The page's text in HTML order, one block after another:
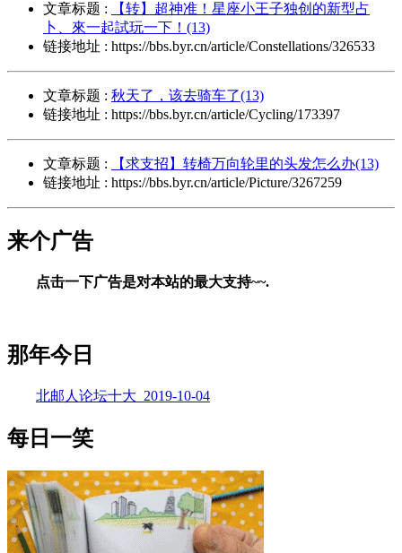
文章标题 :
【转】超神准！星座小王子独创的新型占
卜、來一起試玩一下！(13)
链接地址 : https://bbs.byr.cn/article/Constellations/326533
文章标题 : 秋天了，该去骑车了(13)
链接地址 : https://bbs.byr.cn/article/Cycling/173397
文章标题 :
【求支招】转椅万向轮里的头发怎么办(13)
链接地址 : https://bbs.byr.cn/article/Picture/3267259
来个广告
点击一下广告是对本站的最大支持~~.
那年今日
北邮人论坛十大_2019-10-04
每日一笑